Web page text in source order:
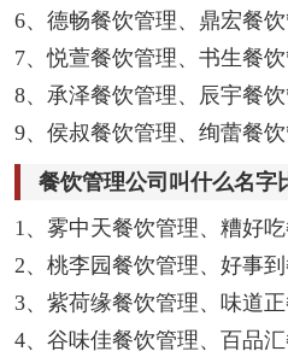
6、德畅餐饮管理、鼎宏餐
7、悦萱餐饮管理、书生餐
8、承泽餐饮管理、辰宇餐
9、侯叔餐饮管理、绚蕾餐
餐饮管理公司叫什么名字
1、雾中天餐饮管理、糟好
2、桃李园餐饮管理、好事
3、紫荷缘餐饮管理、味道
4、谷味佳餐饮管理、百品